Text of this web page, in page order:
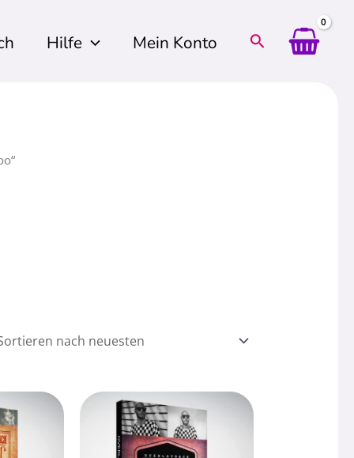
Hilfe Mein Konto